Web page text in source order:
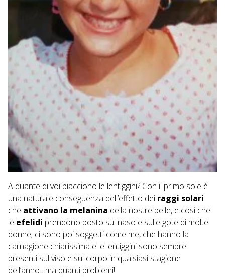
A quante di voi piacciono le lentiggini? Con il primo sole è
una naturale conseguenza dell’effetto dei raggi solari
che attivano la melanina della nostre pelle, e così che
le efelidi prendono posto sul naso e sulle gote di molte
donne; ci sono poi soggetti come me, che hanno la
carnagione chiarissima e le lentiggini sono sempre
presenti sul viso e sul corpo in qualsiasi stagione
dell’anno…ma quanti problemi!